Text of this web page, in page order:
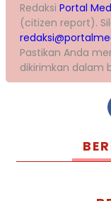
Redaksi Portal
(citizen report).
Pastikan Anda
dikirimkan dalam